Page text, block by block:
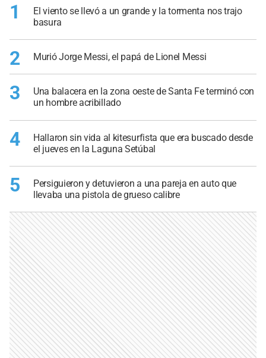
1
El viento se llevó a un grande y la tormenta nos trajo
basura
2 Murió Jorge Messi, el papá de Lionel Messi
3
Una balacera en la zona oeste de Santa Fe terminó con
un hombre acribillado
4
Hallaron sin vida al kitesurfista que era buscado desde
el jueves en la Laguna Setúbal
5
Persiguieron y detuvieron a una pareja en auto que
llevaba una pistola de grueso calibre